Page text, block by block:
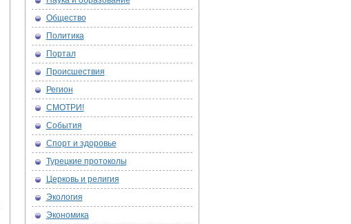
Общество
Политика
Портал
Происшествия
Регион
СМОТРИ!
События
Спорт и здоровье
Турецкие протоколы
Церковь и религия
Экология
Экономика